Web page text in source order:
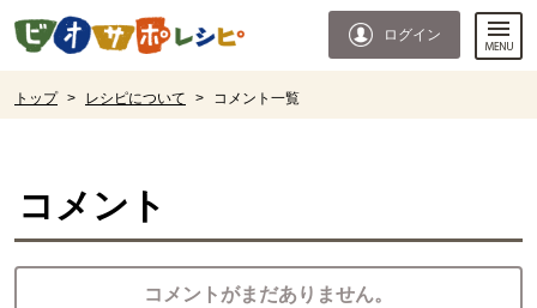
ページの先頭です。
ログイン
トップ > レシピについて > コメント一覧
コメント
コメントがまだありません。